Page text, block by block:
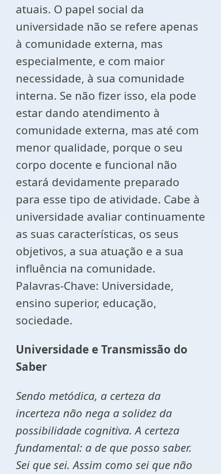
atuais. O papel social da
universidade não se refere apenas
à comunidade externa, mas
especialmente, e com maior
necessidade, à sua comunidade
interna. Se não fizer isso, ela pode
estar dando atendimento à
comunidade externa, mas até com
menor qualidade, porque o seu
corpo docente e funcional não
estará devidamente preparado
para esse tipo de atividade. Cabe à
universidade avaliar continuamente
as suas características, os seus
objetivos, a sua atuação e a sua
influência na comunidade.
Palavras-Chave: Universidade,
ensino superior, educação,
sociedade.
Universidade e Transmissão do
Saber
Sendo metódica, a certeza da
incerteza não nega a solidez da
possibilidade cognitiva. A certeza
fundamental: a de que posso saber.
Sei que sei. Assim como sei que não